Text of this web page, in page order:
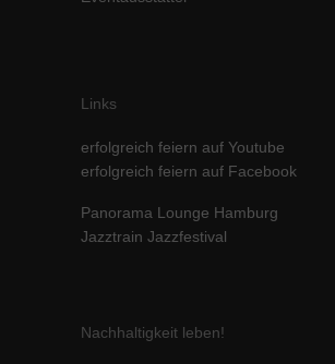
Links
erfolgreich feiern auf Youtube
erfolgreich feiern auf Facebook
Panorama Lounge Hamburg
Jazztrain Jazzfestival
Nachhaltigkeit leben!